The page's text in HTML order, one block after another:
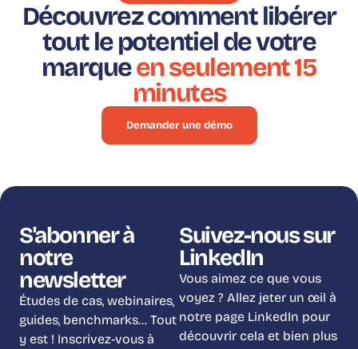
Découvrez comment libérer
tout le potentiel de votre
marqueen seulement 15
minutes
Demander une démo
S'abonner à
notre
newsletter
Études de cas, webinaires,
guides, benchmarks… Tout
y est ! Inscrivez-vous à
Suivez-nous sur
LinkedIn
Vous aimez ce que vous
voyez ? Allez jeter un œil à
notre page LinkedIn pour
découvrir cela et bien plus